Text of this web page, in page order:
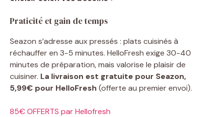
Praticité et gain de temps
Seazon s’adresse aux pressés : plats cuisinés à
réchauffer en 3-5 minutes. HelloFresh exige 30-40
minutes de préparation, mais valorise le plaisir de
cuisiner. La livraison est gratuite pour Seazon,
5,99€ pour HelloFresh (offerte au premier envoi).
85€ OFFERTS par Hellofresh